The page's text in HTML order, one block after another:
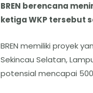
BREN berencana
ketiga WKP tersebut
BREN memiliki proyek
Sekincau Selatan,
potensial mencapai